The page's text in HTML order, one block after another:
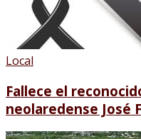
Local
Fallece el
neolaredense José